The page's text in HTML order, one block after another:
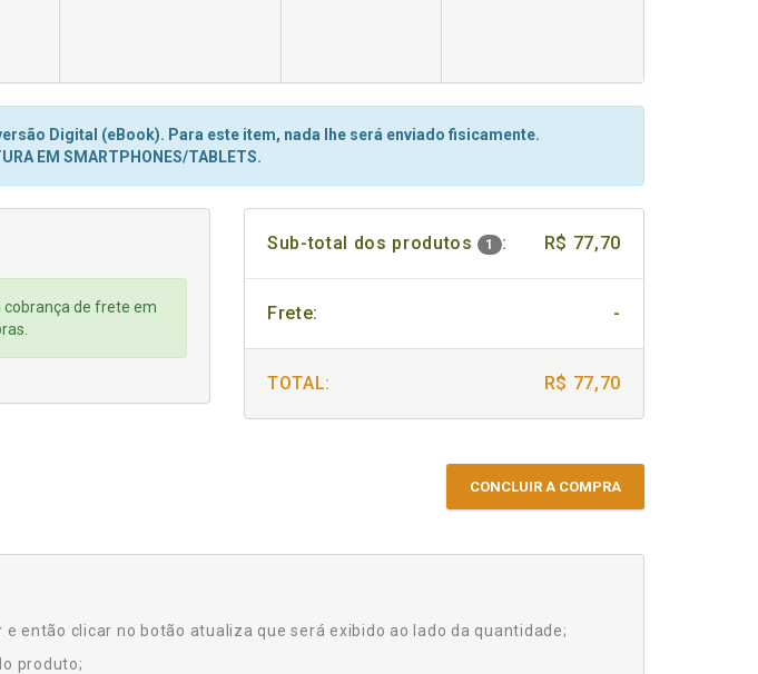
Digital (eBook). Para este item, nada lhe será enviado fisicamente.
EM SMARTPHONES/TABLETS.
cobrança de frete em
Sub-total dos produtos 1 : R$ 77,70
Frete: -
TOTAL: R$ 77,70
CONCLUIR A COMPRA
então clicar no botão atualiza que será exibido ao lado da quantidade;
produto;